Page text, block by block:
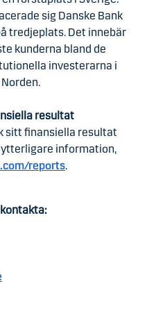
sig Danske Bank
tredjeplats. Det innebär
kunderna bland de
investerarna i
resultat
sitt finansiella resultat
information,
reports.